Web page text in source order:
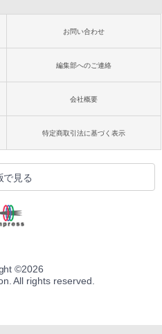
お問い合わせ
編集部へのご連絡
会社概要
特定商取引法に基づく表示
で見る
©2026
All rights reserved.